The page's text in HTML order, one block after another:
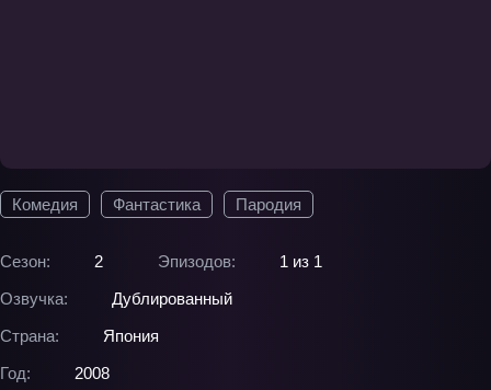
Комедия Фантастика Пародия
Сезон: 2 Эпизодов:
1 из 1
Озвучка:
Дублированный
Страна:
Япония
Год:
2008